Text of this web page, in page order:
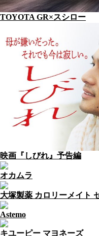
TOYOTA GR×スシロー
映画『しびれ』予告編
オカムラ
大塚製薬 カロリーメイト
Astemo
キユーピー マヨネーズ